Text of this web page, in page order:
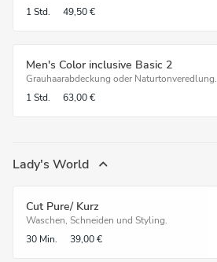
1 Std.
49,50 €
Men's Color inclusive Basic 2
Grauhaarabdeckung oder Naturtonveredlung.
1 Std.
63,00 €
Lady's World
Cut Pure/ Kurz
Waschen, Schneiden und Styling.
30 Min.
39,00 €